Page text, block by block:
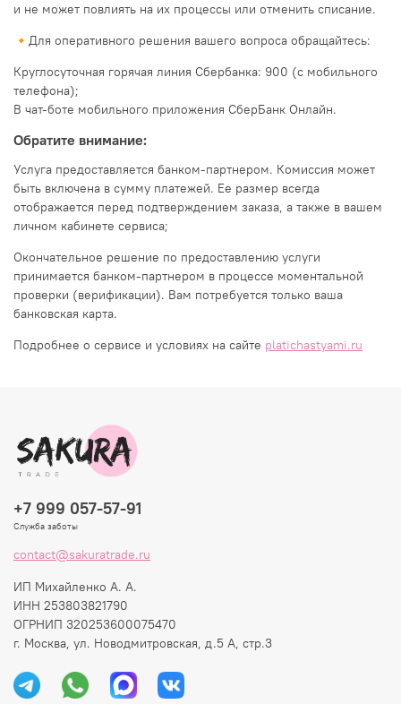
и не может повлиять на их процессы или отменить списание.
🔸Для оперативного решения вашего вопроса обращайтесь:
Круглосуточная горячая линия Сбербанка: 900 (с мобильного
телефона);
В чат-боте мобильного приложения СберБанк Онлайн.
Обратите внимание:
Услуга предоставляется банком-партнером. Комиссия может
быть включена в сумму платежей. Ее размер всегда
отображается перед подтверждением заказа, а также в вашем
личном кабинете сервиса;
Окончательное решение по предоставлению услуги
принимается банком-партнером в процессе моментальной
проверки (верификации). Вам потребуется только ваша
банковская карта.
Подробнее о сервисе и условиях на сайте platichastyami.ru
+7 999 057-57-91
Служба заботы
contact@sakuratrade.ru
ИП Михайленко А. А.
ИНН 253803821790
ОГРНИП 320253600075470
г. Москва, ул. Новодмитровская, д.5 А, стр.3